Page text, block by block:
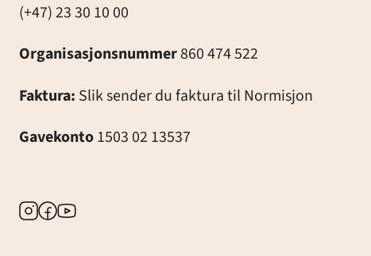
(+47) 23 30 10 00
Organisasjonsnummer860 474 522
Faktura: Slik sender du faktura til Normisjon
Gavekonto1503 02 13537
Instagram
Facebook
Youtube